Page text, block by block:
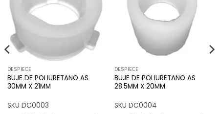
DESPIECE
BUJE DE POLIURETANO AS
30MM X 21MM
SKU DC0003
deseos
DESPIECE
BUJE DE POLIURETANO AS
28.5MM X 20MM
SKU DC0004